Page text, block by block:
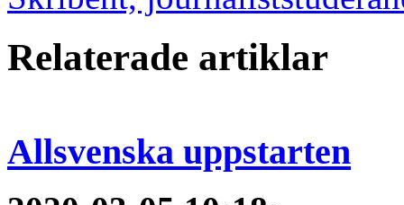
Relaterade artiklar
Allsvenska uppstarten